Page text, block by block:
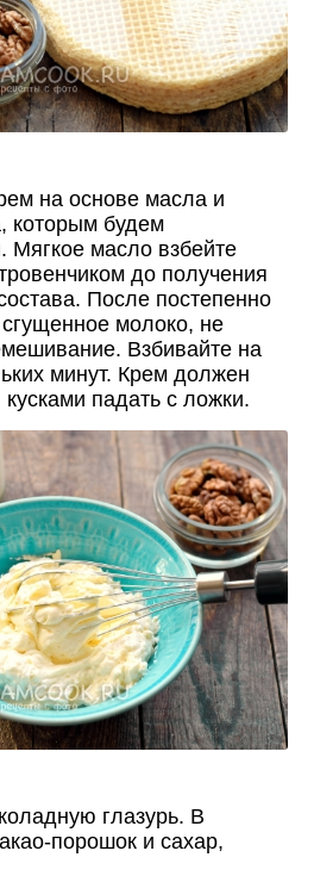
на основе масла и
которым будем
Мягкое масло взбейте
до получения
После постепенно
молоко, не
Взбивайте на
минут. Крем должен
падать с ложки.
глазурь. В
порошок и сахар,